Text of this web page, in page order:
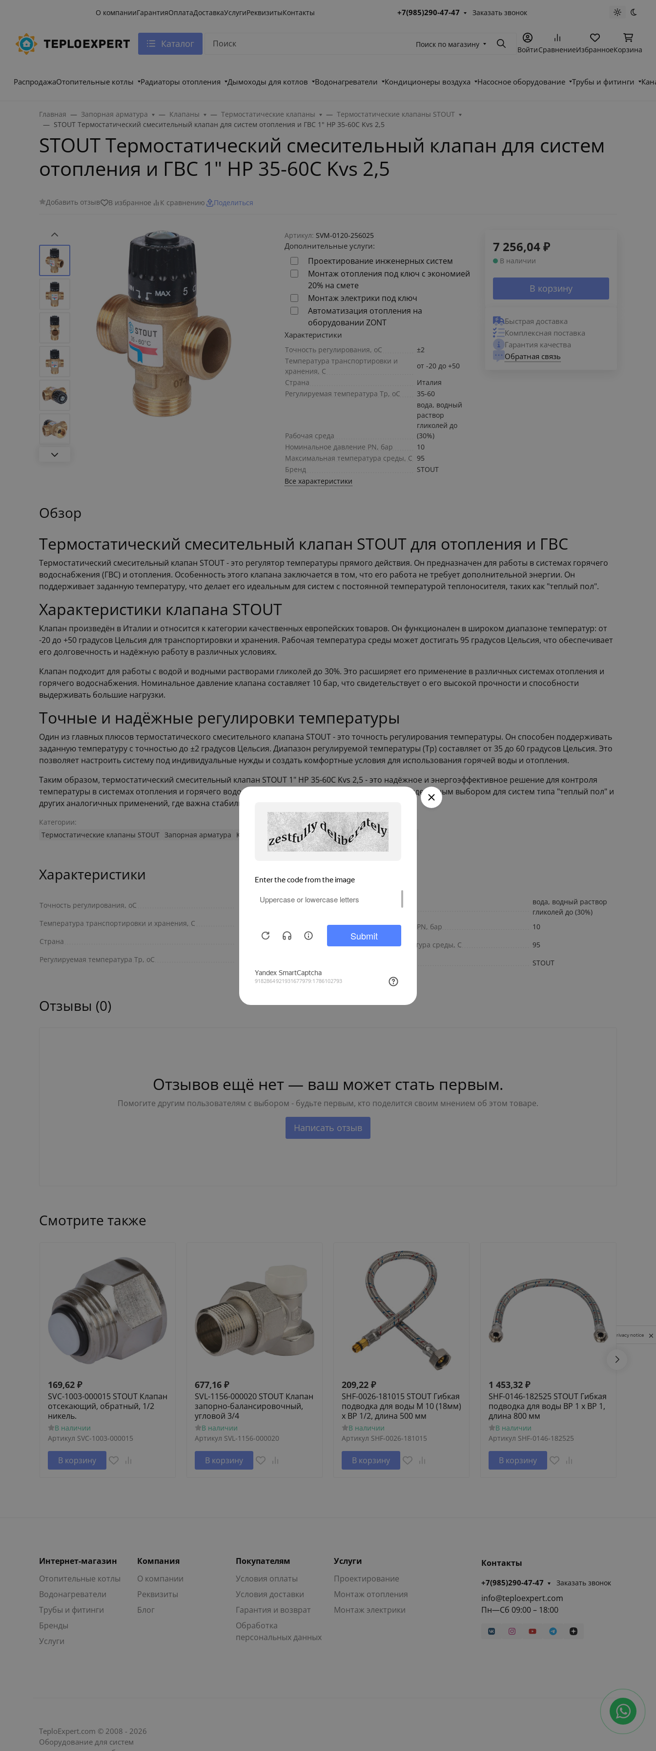
О компанииГарантияОплатаДоставкаУслугиРеквизитыКонтакты +7(985)290-47-47 Заказать звонок Светлая
Каталог Поиск по магазину ПоискВойтиСравнениеИзбранноеКорзина
РаспродажаОтопительные котлы Радиаторы отопления Дымоходы для котлов Водонагреватели Кондиционеры воздуха Насосное оборудование Трубы и фитинги
Главная Запорная арматура Клапаны Термостатические клапаны
Термостатические клапаны STOUT
STOUT Термостатический смесительный клапан для систем отопления и ГВС 1" НР 35-60C Kvs 2,5
STOUT Термостатический смесительный клапан для систем
отопления и ГВС 1" НР 35-60C Kvs 2,5
Добавить отзыв В избранное К сравнению Поделиться
Артикул: SVM-0120-256025
Дополнительные услуги:
Проектирование инженерных систем
Монтаж отопления под ключ с экономией
20% на смете
Монтаж электрики под ключ
Автоматизация отопления на
оборудовании ZONT
Характеристики
Точность регулирования, оС
±2
Температура транспортировки и
хранения, С
от -20 до +50
Страна
Италия
Регулируемая температура Тр, оС
35-60
Рабочая среда
вода, водный
раствор
гликолей до
(30%)
Номинальное давление PN, бар
10
Максимальная температура среды, С 95
Бренд
STOUT
Все характеристики
7 256,04₽
В наличии
В корзину
Быстрая доставка
Комплексная поставка
Гарантия качества
Обратная связь
Обзор
Термостатический смесительный клапан STOUT для отопления и ГВС
Термостатический смесительный клапан STOUT - это регулятор температуры прямого действия. Он предназначен для работы в системах горячего
водоснабжения (ГВС) и отопления. Особенность этого клапана заключается в том, что его работа не требует дополнительной энергии. Он
поддерживает заданную температуру, что делает его идеальным для систем с постоянной температурой теплоносителя, таких как "теплый пол".
Характеристики клапана STOUT
Клапан произведён в Италии и относится к категории качественных европейских товаров. Он функционален в широком диапазоне температур: от
-20 до +50 градусов Цельсия для транспортировки и хранения. Рабочая температура среды может достигать 95 градусов Цельсия, что обеспечивает
его долговечность и надёжную работу в различных условиях.
Клапан подходит для работы с водой и водными растворами гликолей до 30%. Это расширяет его применение в различных системах отопления и
горячего водоснабжения. Номинальное давление клапана составляет 10 бар, что свидетельствует о его высокой прочности и способности
выдерживать большие нагрузки.
Точные и надёжные регулировки температуры
Один из главных плюсов термостатического смесительного клапана STOUT - это точность регулирования температуры. Он способен поддерживать
заданную температуру с точностью до ±2 градусов Цельсия. Диапазон регулируемой температуры (Тр) составляет от 35 до 60 градусов Цельсия. Это
позволяет настроить систему под индивидуальные нужды и создать комфортные условия для использования горячей воды и отопления.
Таким образом, термостатический смесительный клапан STOUT 1" НР 35-60C Kvs 2,5 - это надёжное и энергоэффективное решение для контроля
температуры в системах отопления и горячего водоснабжения. Его характеристики делают его идеальным выбором для систем типа "теплый пол" и
других аналогичных применений, где важна стабильная температура теплоносителя.
Категории:
Термостатические клапаны STOUT Запорная арматура Клапаны Термостатические смесительные клапаны
Характеристики
Точность регулирования, оС
Температура транспортировки и хранения, С
Страна
Италия
Регулируемая температура Тр, оС
вода, водный раствор
гликолей до (30%)
Номинальное давление PN, бар
10
Максимальная температура среды, С
95
STOUT
Отзывы (0)
Отзывов ещё нет — ваш может стать первым.
Помогите другим пользователям с выбором - будьте первым, кто поделится своим мнением об этом товаре.
Написать отзыв
Смотрите также
169,62 ₽
SVC-1003-000015 STOUT Клапан
отсекающий, обратный, 1/2
никель.
В наличии
Артикул SVC-1003-000015
В корзину
677,16 ₽
SVL-1156-000020 STOUT Клапан
запорно-балансировочный,
угловой 3/4
В наличии
Артикул SVL-1156-000020
В корзину
209,22 ₽
SHF-0026-181015 STOUT Гибкая
подводка для воды M 10 (18мм)
х ВР 1/2, длина 500 мм
В наличии
Артикул SHF-0026-181015
В корзину
1 453,32 ₽
SHF-0146-182525 STOUT Гибкая
подводка для воды ВР 1 х ВР 1,
длина 800 мм
В наличии
Артикул SHF-0146-182525
В корзину
Интернет-магазин
Отопительные котлы
Водонагреватели
Трубы и фитинги
Бренды
Услуги
Компания
О компании
Реквизиты
Блог
Покупателям
Условия оплаты
Условия доставки
Гарантия и возврат
Обработка
персональных данных
Услуги
Проектирование
Монтаж отопления
Монтаж электрики
Контакты
+7(985)290-47-47 Заказать звонок
info@teploexpert.com
Пн—Сб 09:00 – 18:00
TeploExpert.com © 2008 - 2026
Оборудование для систем
Privacy notice